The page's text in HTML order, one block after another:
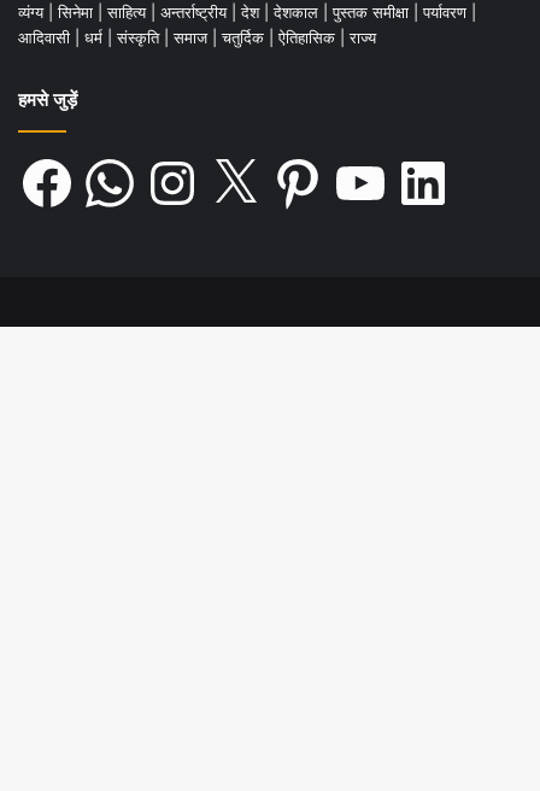
व्यंग्य
सिनेमा साहित्य अन्तर्राष्ट्रीय देश देशकाल पुस्तक समीक्षा पर्यावरण
आदिवासी
धर्म संस्कृति समाज चतुर्दिक ऐतिहासिक राज्य
हमसे जुड़ें
Facebook WhatsAppInstagram Pinterest LinkedIn